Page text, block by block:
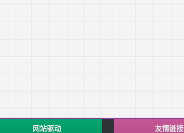
网站驱动 友情链接